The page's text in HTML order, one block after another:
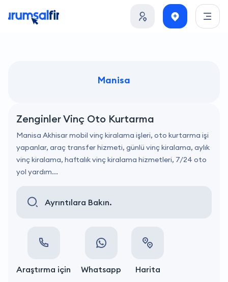
Manisa
Zenginler Vinç Oto Kurtarma
Manisa Akhisar mobil vinç kiralama işleri, oto kurtarma işi
yapanlar, araç transfer hizmeti, günlü vinç kiralama, aylık
vinç kiralama, haftalık vinç kiralama hizmetleri, 7/24 oto
yol yardım...
Ayrıntılara Bakın.
Araştırma için Whatsapp Harita